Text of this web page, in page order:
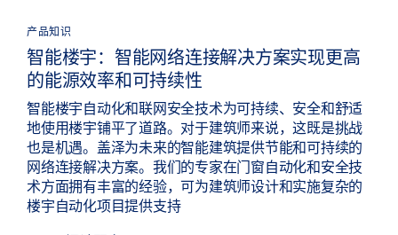
产品知识
智能楼宇：智能网络连接解决方案实现更高
的能源效率和可持续性
智能楼宇自动化和联网安全技术为可持续、安全和舒适
地使用楼宇铺平了道路。对于建筑师来说，这既是挑战
也是机遇。盖泽为未来的智能建筑提供节能和可持续的
网络连接解决方案。我们的专家在门窗自动化和安全技
术方面拥有丰富的经验，可为建筑师设计和实施复杂的
楼宇自动化项目提供支持